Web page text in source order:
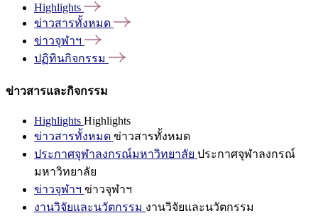
Highlights
ข่าวสารทั้งหมด
ข่าวจุฬาฯ
ปฏิทินกิจกรรม
ข่าวสารและกิจกรรม
Highlights Highlights
ข่าวสารทั้งหมด ข่าวสารทั้งหมด
ประกาศจุฬาลงกรณ์มหาวิทยาลัย ประกาศจุฬาลงกรณ์
มหาวิทยาลัย
ข่าวจุฬาฯ ข่าวจุฬาฯ
งานวิจัยและนวัตกรรม งานวิจัยและนวัตกรรม